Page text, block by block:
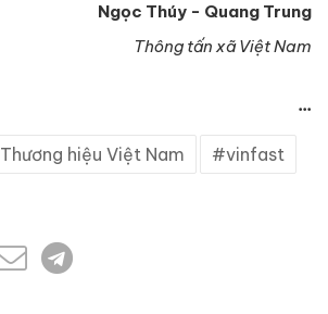
Ngọc Thúy - Quang Trung
Thông tấn xã Việt Nam
...
Thương hiệu Việt Nam vinfast